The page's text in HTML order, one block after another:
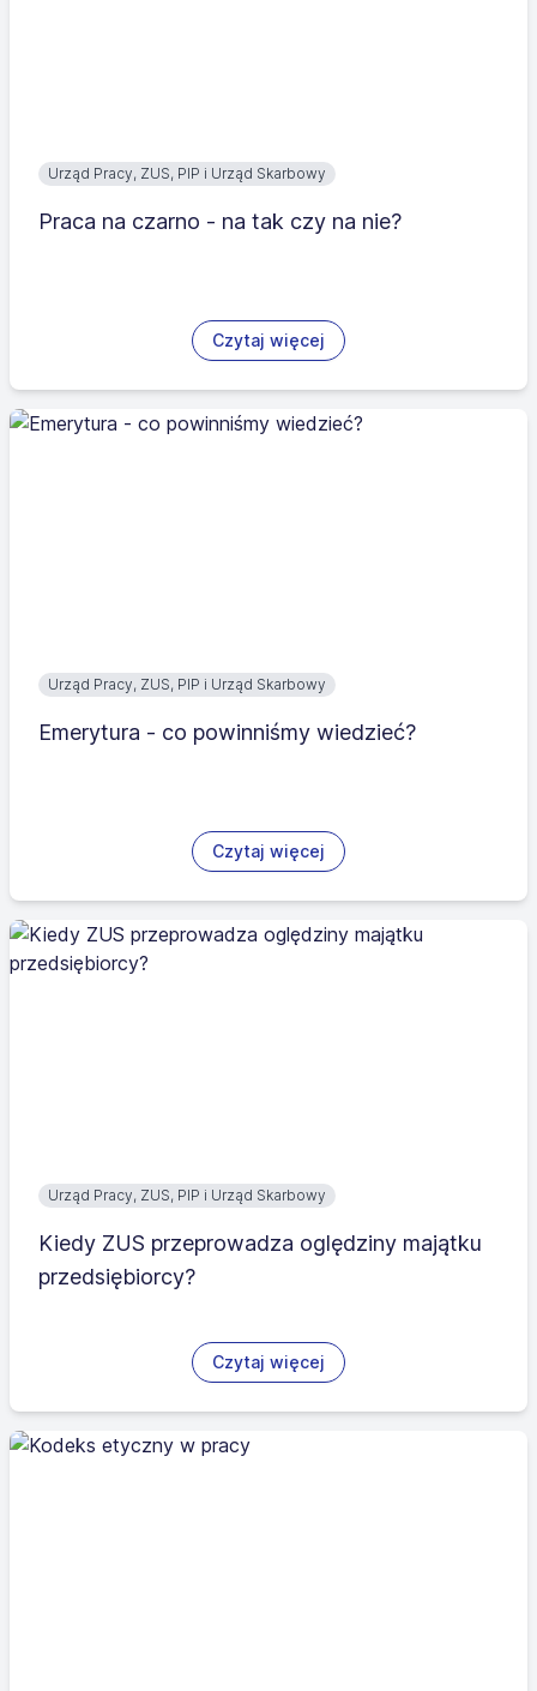
Urząd Pracy, ZUS, PIP i Urząd Skarbowy
Praca na czarno - na tak czy na nie?
Czytaj więcej
Urząd Pracy, ZUS, PIP i Urząd Skarbowy
Emerytura - co powinniśmy wiedzieć?
Czytaj więcej
Urząd Pracy, ZUS, PIP i Urząd Skarbowy
Kiedy ZUS przeprowadza oględziny majątku
przedsiębiorcy?
Czytaj więcej